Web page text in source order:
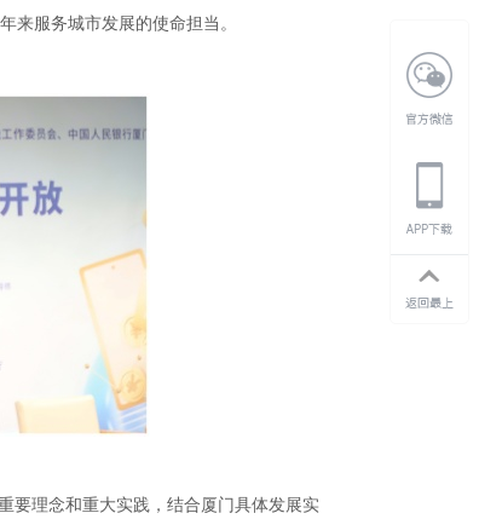
来服务城市发展的使命担当。
要理念和重大实践，结合厦门具体发展实